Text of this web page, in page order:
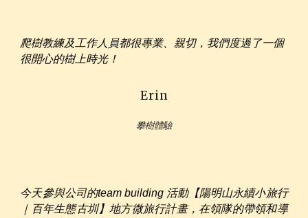
爬樹教練及工作人員都很專業、親切，我們度過了一個
很開心的樹上時光！
Erin
攀樹體驗
今天參與公司的team building 活動【陽明山永續小旅行
｜百年生態古圳】地方微旅行計畫，在領隊的帶領和導